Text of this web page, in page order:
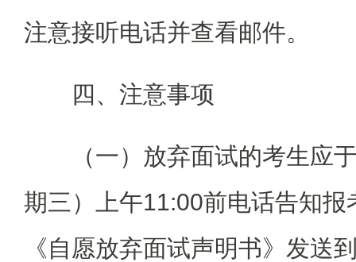
注意接听电话并查看邮件。
四、注意事项
（一）放弃面试的考生应
期三）上午11:00前电话告知报
《自愿放弃面试声明书》发送